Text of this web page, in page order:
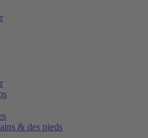
& des pieds